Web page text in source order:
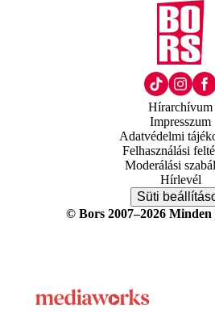
Hírarchívum
Impresszum
Adatvédelmi
Felhasználási
Moderálási
Hírlevél
Süti
© Bors 2007–2026